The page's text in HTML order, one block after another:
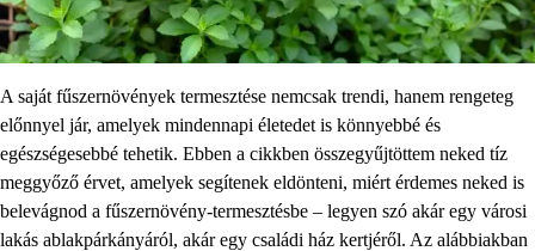
A saját fűszernövények termesztése nemcsak trendi, hanem rengeteg
előnnyel jár, amelyek mindennapi életedet is könnyebbé és
egészségesebbé tehetik. Ebben a cikkben összegyűjtöttem neked tíz
meggyőző érvet, amelyek segítenek eldönteni, miért érdemes neked is
belevágnod a fűszernövény-termesztésbe – legyen szó akár egy városi
lakás ablakpárkányáról, akár egy családi ház kertjéről. Az alábbiakban